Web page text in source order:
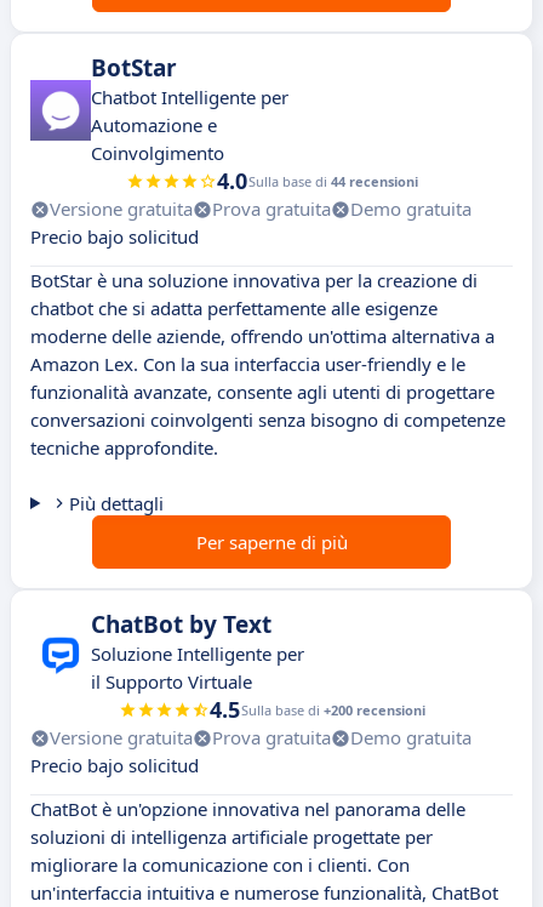
BotStar
Chatbot Intelligente per
Automazione e
Coinvolgimento
4.0Sulla base di 44 recensioni
Versione gratuita Prova gratuita
Demo gratuita
Precio bajo solicitud
BotStar è una soluzione innovativa per la creazione di
chatbot che si adatta perfettamente alle esigenze
moderne delle aziende, offrendo un'ottima alternativa a
Amazon Lex. Con la sua interfaccia user-friendly e le
funzionalità avanzate, consente agli utenti di progettare
conversazioni coinvolgenti senza bisogno di competenze
tecniche approfondite.
Più dettagli
Per saperne di più
ChatBot by Text
Soluzione Intelligente per
il Supporto Virtuale
4.5Sulla base di +200 recensioni
Versione gratuita Prova gratuita
Demo gratuita
Precio bajo solicitud
ChatBot è un'opzione innovativa nel panorama delle
soluzioni di intelligenza artificiale progettate per
migliorare la comunicazione con i clienti. Con
un'interfaccia intuitiva e numerose funzionalità, ChatBot